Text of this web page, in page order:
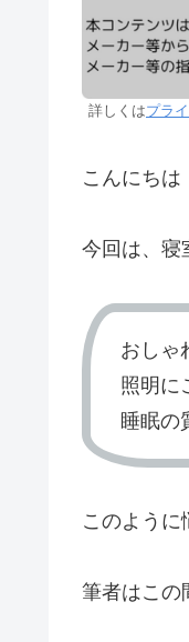
詳しくはプラ
こんにちは
今回は、寝
おしゃ
照明に
睡眠の
このように
筆者はこの